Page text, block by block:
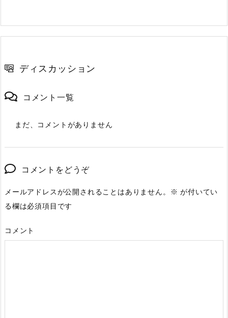
ディスカッション
コメント一覧
まだ、コメントがありません
コメントをどうぞ
メールアドレスが公開されることはありません。 ※ が付いてい
る欄は必須項目です
コメント